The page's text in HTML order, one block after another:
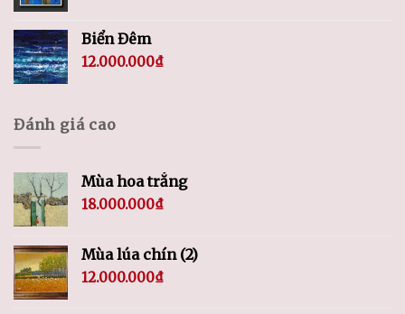
Biển Đêm
12.000.000₫
Đánh giá cao
Mùa hoa trắng
18.000.000₫
Mùa lúa chín (2)
12.000.000₫